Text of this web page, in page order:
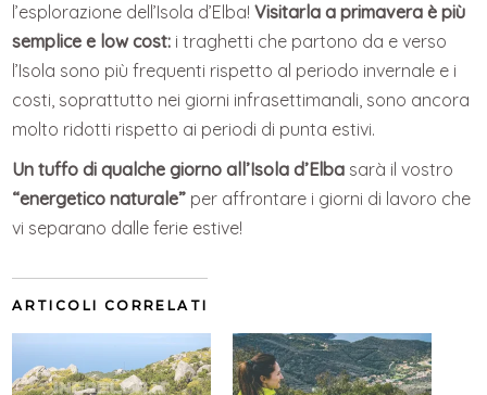
l’esplorazione dell’Isola d’Elba!Visitarla a primavera è più
semplice e low cost: i traghetti che partono da e verso
l’Isola sono più frequenti rispetto al periodo invernale e i
costi, soprattutto nei giorni infrasettimanali, sono ancora
molto ridotti rispetto ai periodi di punta estivi.
Un tuffo di qualche giorno all’Isola d’Elba sarà il vostro
“energetico naturale” per affrontare i giorni di lavoro che
vi separano dalle ferie estive!
ARTICOLI CORRELATI